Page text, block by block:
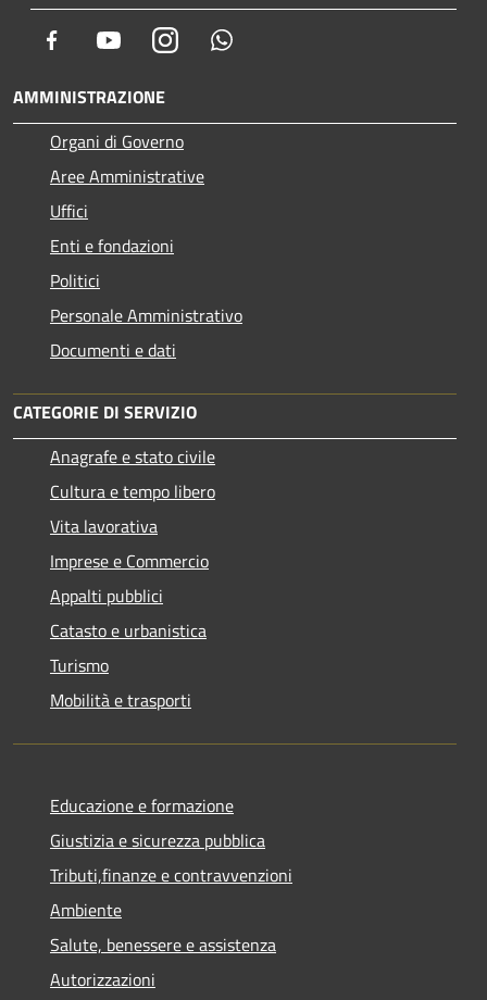
Facebook YoutubeInstagram
AMMINISTRAZIONE
Organi di Governo
Aree Amministrative
Uffici
Enti e fondazioni
Politici
Personale Amministrativo
Documenti e dati
CATEGORIE DI SERVIZIO
Anagrafe e stato civile
Cultura e tempo libero
Vita lavorativa
Imprese e Commercio
Appalti pubblici
Catasto e urbanistica
Turismo
Mobilità e trasporti
Educazione e formazione
Giustizia e sicurezza pubblica
Tributi,finanze e contravvenzioni
Ambiente
Salute, benessere e assistenza
Autorizzazioni